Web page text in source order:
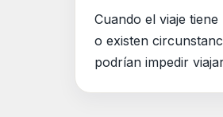
Cuando el viaje
o existen
podrían impedir